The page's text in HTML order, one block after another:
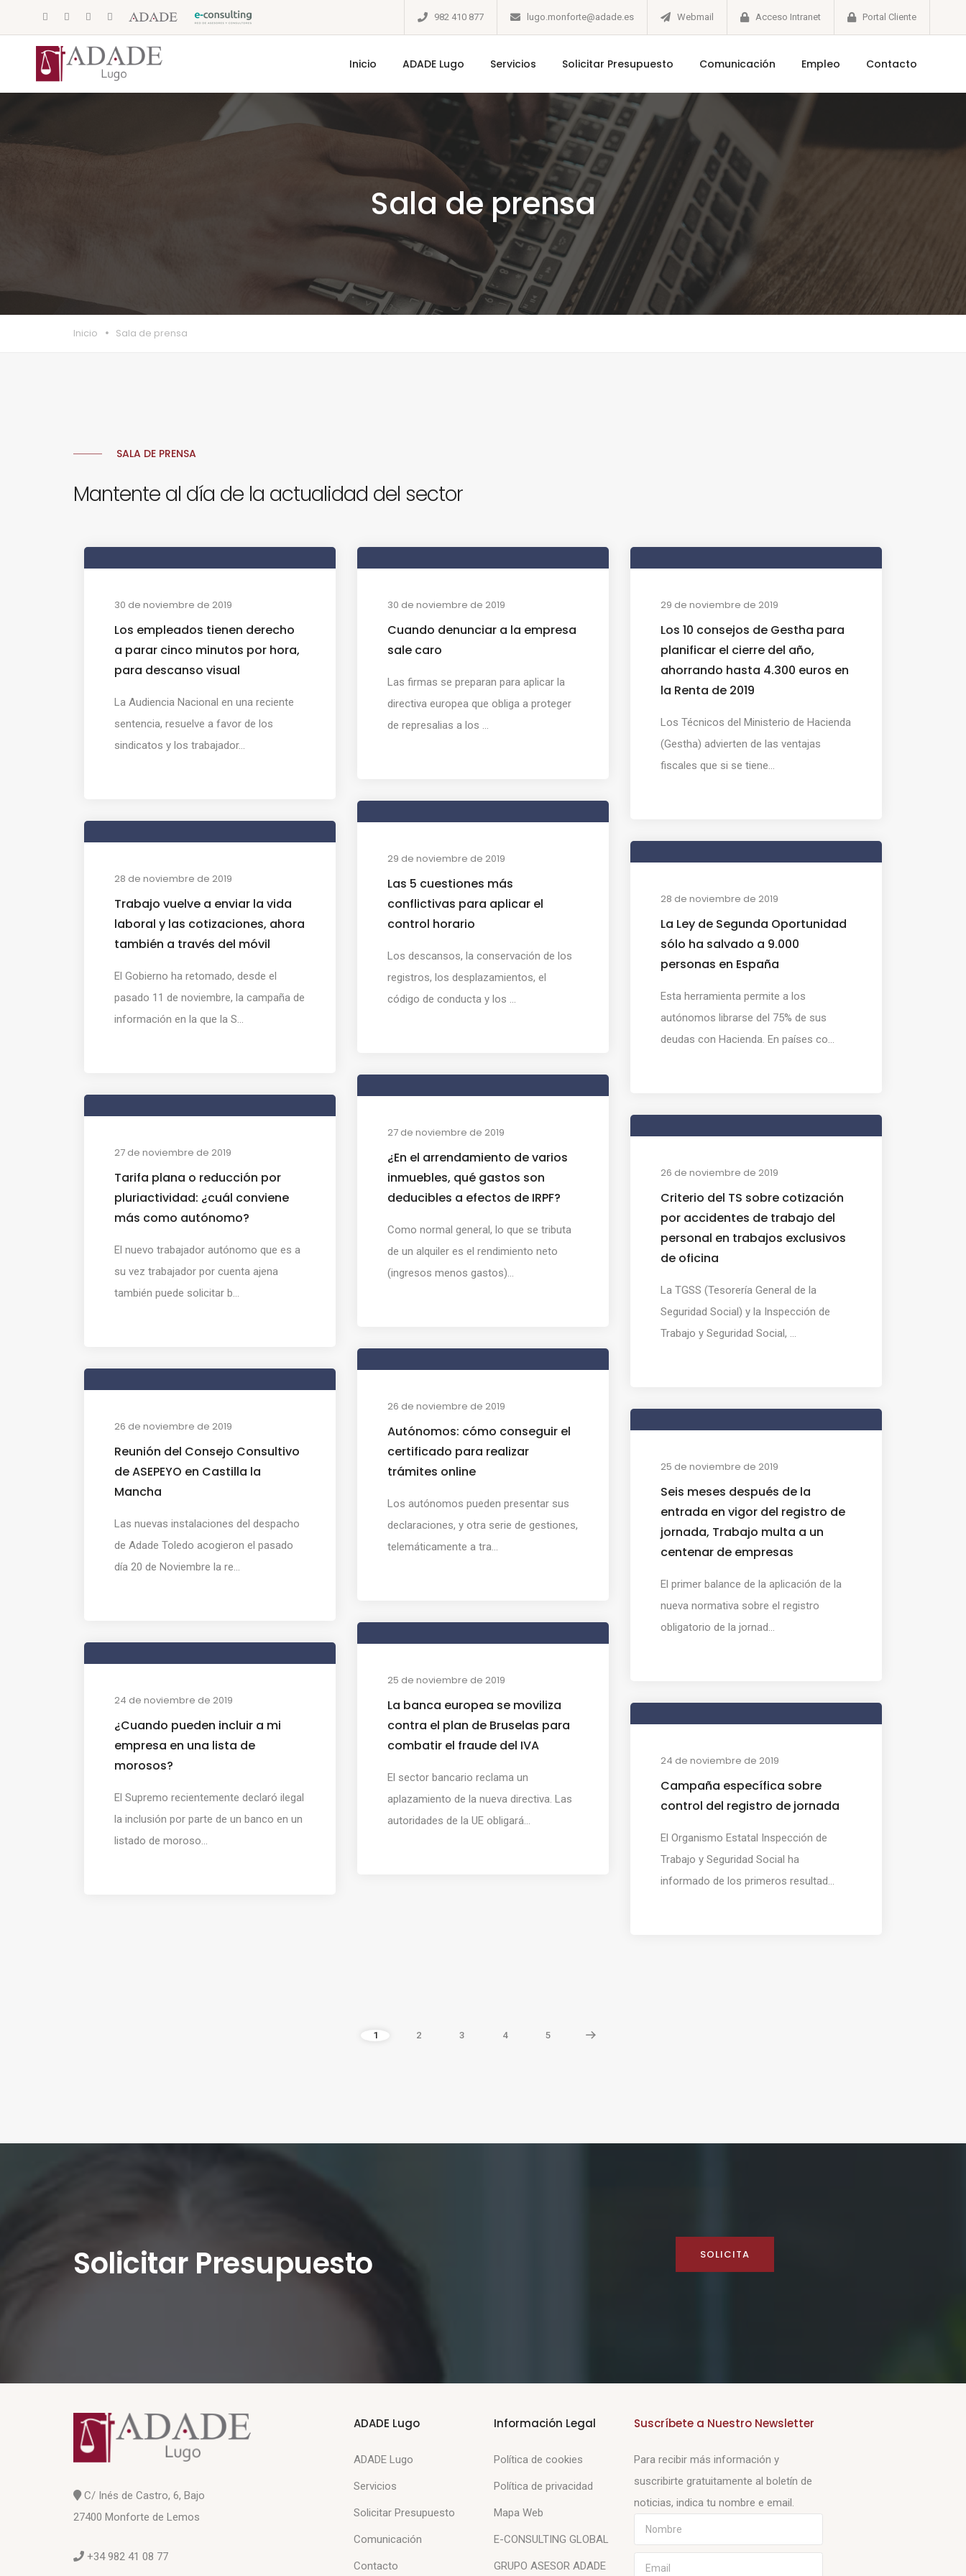
982 410 877 lugo.monforte@adade.es Webmail Acceso Intranet Portal Cliente
Inicio ADADE Lugo Servicios Solicitar Presupuesto Comunicación Empleo Contacto
Sala de prensa
Inicio Sala de prensa
SALA DE PRENSA
Mantente al día de la actualidad del sector
30 de noviembre de 2019
Los empleados tienen derecho
a parar cinco minutos por hora,
para descanso visual
La Audiencia Nacional en una reciente
sentencia, resuelve a favor de los
sindicatos y los trabajador...
30 de noviembre de 2019
Cuando denunciar a la empresa
sale caro
Las firmas se preparan para aplicar la
directiva europea que obliga a proteger
de represalias a los ...
29 de noviembre de 2019
Los 10 consejos de Gestha para
planificar el cierre del año,
ahorrando hasta 4.300 euros en
la Renta de 2019
Los Técnicos del Ministerio de Hacienda
(Gestha) advierten de las ventajas
fiscales que si se tiene...
29 de noviembre de 2019
Las 5 cuestiones más
conflictivas para aplicar el
control horario
Los descansos, la conservación de los
registros, los desplazamientos, el
código de conducta y los ...
28 de noviembre de 2019
Trabajo vuelve a enviar la vida
laboral y las cotizaciones, ahora
también a través del móvil
El Gobierno ha retomado, desde el
pasado 11 de noviembre, la campaña de
información en la que la S...
28 de noviembre de 2019
La Ley de Segunda Oportunidad
sólo ha salvado a 9.000
personas en España
Esta herramienta permite a los
autónomos librarse del 75% de sus
deudas con Hacienda. En países co...
27 de noviembre de 2019
¿En el arrendamiento de varios
inmuebles, qué gastos son
deducibles a efectos de IRPF?
Como normal general, lo que se tributa
de un alquiler es el rendimiento neto
(ingresos menos gastos)...
27 de noviembre de 2019
Tarifa plana o reducción por
pluriactividad: ¿cuál conviene
más como autónomo?
El nuevo trabajador autónomo que es a
su vez trabajador por cuenta ajena
también puede solicitar b...
26 de noviembre de 2019
Criterio del TS sobre cotización
por accidentes de trabajo del
personal en trabajos exclusivos
de oficina
La TGSS (Tesorería General de la
Seguridad Social) y la Inspección de
Trabajo y Seguridad Social, ...
26 de noviembre de 2019
Autónomos: cómo conseguir el
certificado para realizar
trámites online
Los autónomos pueden presentar sus
declaraciones, y otra serie de gestiones,
telemáticamente a tra...
26 de noviembre de 2019
Reunión del Consejo Consultivo
de ASEPEYO en Castilla la
Mancha
Las nuevas instalaciones del despacho
de Adade Toledo acogieron el pasado
día 20 de Noviembre la re...
25 de noviembre de 2019
Seis meses después de la
entrada en vigor del registro de
jornada, Trabajo multa a un
centenar de empresas
El primer balance de la aplicación de la
nueva normativa sobre el registro
obligatorio de la jornad...
25 de noviembre de 2019
La banca europea se moviliza
contra el plan de Bruselas para
combatir el fraude del IVA
El sector bancario reclama un
aplazamiento de la nueva directiva. Las
autoridades de la UE obligará...
24 de noviembre de 2019
¿Cuando pueden incluir a mi
empresa en una lista de
morosos?
El Supremo recientemente declaró ilegal
la inclusión por parte de un banco en un
listado de moroso...
24 de noviembre de 2019
Campaña específica sobre
control del registro de jornada
El Organismo Estatal Inspección de
Trabajo y Seguridad Social ha
informado de los primeros resultad...
1 2 3 4 5
Solicitar Presupuesto SOLICITA
C/ Inés de Castro, 6, Bajo
27400 Monforte de Lemos
+34 982 41 08 77
ADADE Lugo
ADADE Lugo
Servicios
Solicitar Presupuesto
Comunicación
Contacto
Información Legal
Política de cookies
Política de privacidad
Mapa Web
E-CONSULTING GLOBAL
GRUPO ASESOR ADADE
Suscríbete a Nuestro Newsletter
Para recibir más información y
suscribirte gratuitamente al boletín de
noticias, indica tu nombre e email.